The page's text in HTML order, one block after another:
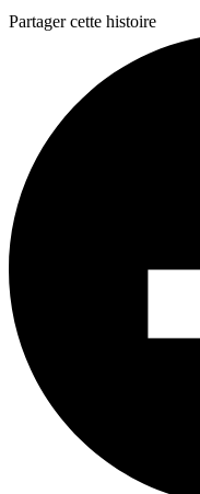
Partager cette histoire